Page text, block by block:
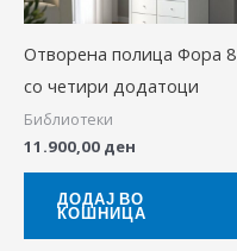
Отворена полица Фора 8
со четири додатоци
Библиотеки
11.900,00 ден
ДОДАЈ ВО
КОШНИЦА